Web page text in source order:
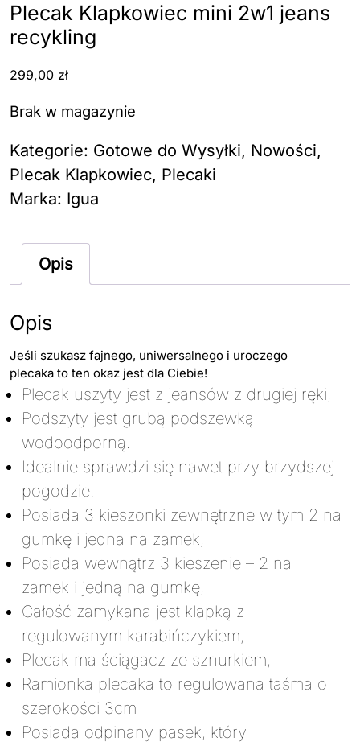
Plecak Klapkowiec mini 2w1 jeans
recykling
299,00 zł
Brak w magazynie
Kategorie: Gotowe do Wysyłki, Nowości,
Plecak Klapkowiec, Plecaki
Marka: Igua
Opis
Opis
Jeśli szukasz fajnego, uniwersalnego i uroczego
plecaka to ten okaz jest dla Ciebie!
Plecak uszyty jest z jeansów z drugiej ręki,
Podszyty jest grubą podszewką
wodoodporną.
Idealnie sprawdzi się nawet przy brzydszej
pogodzie.
Posiada 3 kieszonki zewnętrzne w tym 2 na
gumkę i jedna na zamek,
Posiada wewnątrz 3 kieszenie – 2 na
zamek i jedną na gumkę,
Całość zamykana jest klapką z
regulowanym karabińczykiem,
Plecak ma ściągacz ze sznurkiem,
Ramionka plecaka to regulowana taśma o
szerokości 3cm
Posiada odpinany pasek, który